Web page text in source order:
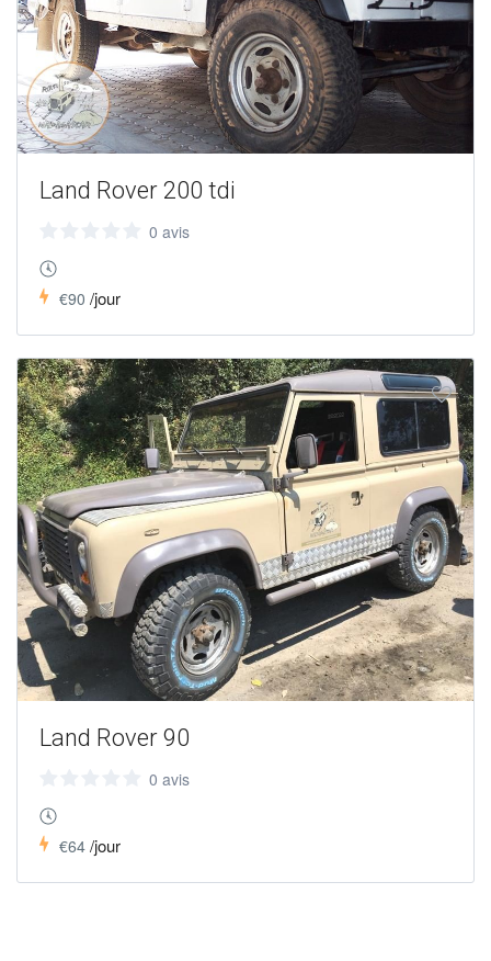
Land Rover 200 tdi
0 avis
€90 /jour
Land Rover 90
0 avis
€64 /jour